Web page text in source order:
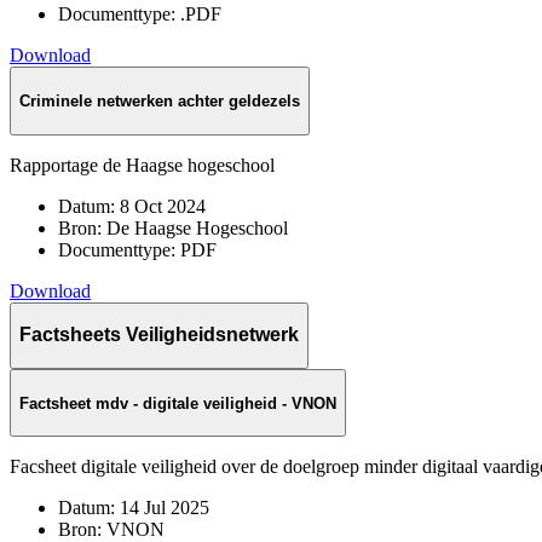
Documenttype: .PDF
Download
Criminele netwerken achter geldezels
Rapportage de Haagse hogeschool
Datum: 8 Oct 2024
Bron: De Haagse Hogeschool
Documenttype: PDF
Download
Factsheets Veiligheidsnetwerk
Factsheet mdv - digitale veiligheid - VNON
Facsheet digitale veiligheid over de doelgroep minder digitaal
Datum: 14 Jul 2025
Bron: VNON